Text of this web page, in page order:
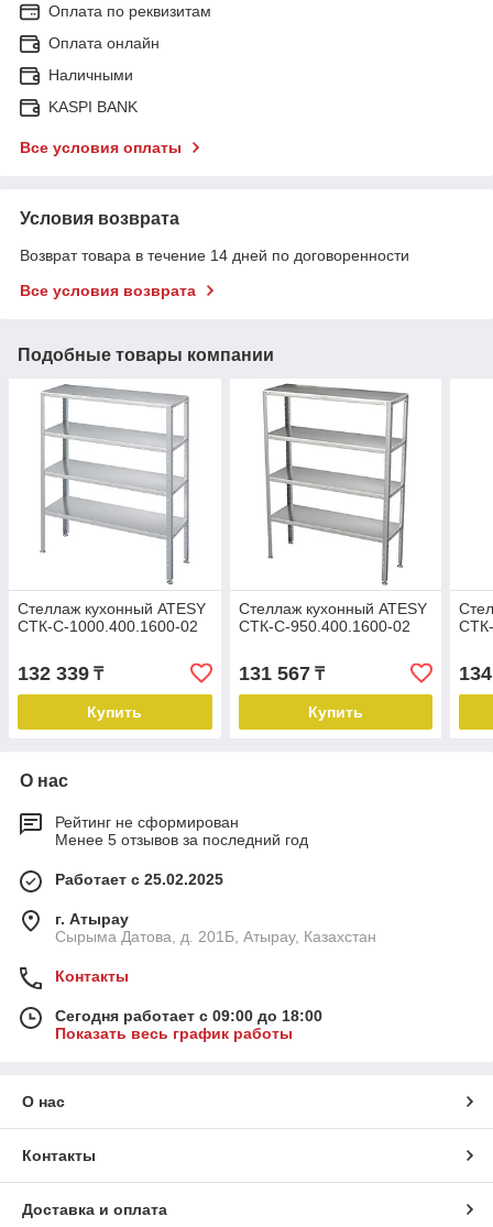
Оплата по реквизитам
Оплата онлайн
Наличными
KASPI BANK
Все условия оплаты
Условия возврата
Возврат товара в течение 14 дней по договоренности
Все условия возврата
Подобные товары компании
Стеллаж кухонный ATESY
СТК-С-1000.400.1600-02
132 339 ₸
Купить
Стеллаж кухонный ATESY
СТК-С-950.400.1600-02
131 567₸
Купить
О нас
Рейтинг не сформирован
Менее 5 отзывов за последний год
Работает с 25.02.2025
г. Атырау
Сырыма Датова, д. 201Б, Атырау, Казахстан
Контакты
Сегодня работает с 09:00 до 18:00
Показать весь график работы
О нас
Контакты
Доставка и оплата